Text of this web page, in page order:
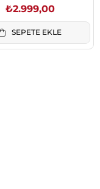
₺2.999,00
SEPETE EKLE